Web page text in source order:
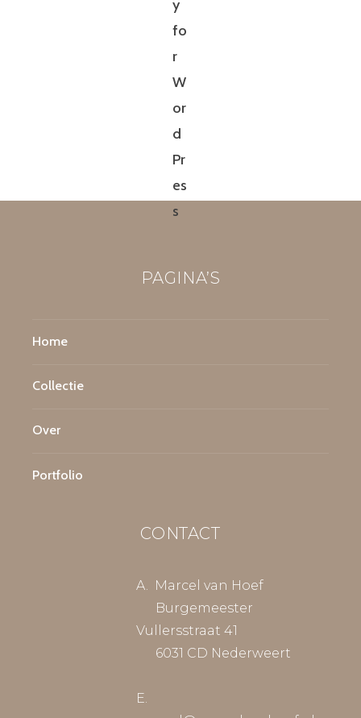
PAGINA’S
Home
Collectie
Over
Portfolio
CONTACT
A. Marcel van Hoef
Burgemeester
Vullersstraat 41
6031 CD Nederweert
E.